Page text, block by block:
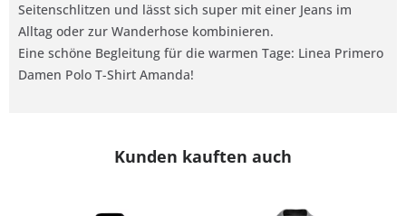
Seitenschlitzen und lässt sich super mit einer Jeans im
Alltag oder zur Wanderhose kombinieren.
Eine schöne Begleitung für die warmen Tage: Linea Primero
Damen Polo T-Shirt Amanda!
Kunden kauften auch